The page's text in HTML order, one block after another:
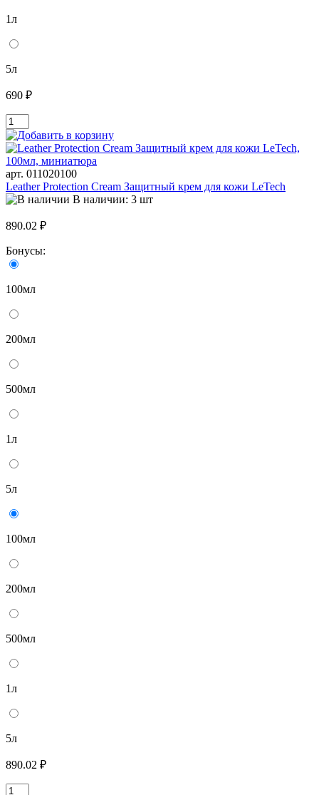
1л
5л
690 ₽
арт. 011020100
Leather Protection Cream Защитный крем для кожи LeTech
В наличии: 3 шт
890.02 ₽
Бонусы:
100мл
200мл
500мл
1л
5л
100мл
200мл
500мл
1л
5л
890.02 ₽